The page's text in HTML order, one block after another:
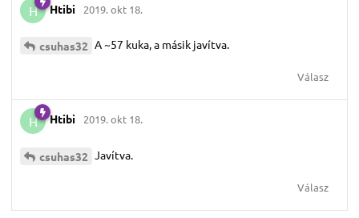
H Htibi 2019. okt 18.
csuhas32 A ~57 kuka, a másik javítva.
Válasz
H Htibi 2019. okt 18.
csuhas32 Javítva.
Válasz